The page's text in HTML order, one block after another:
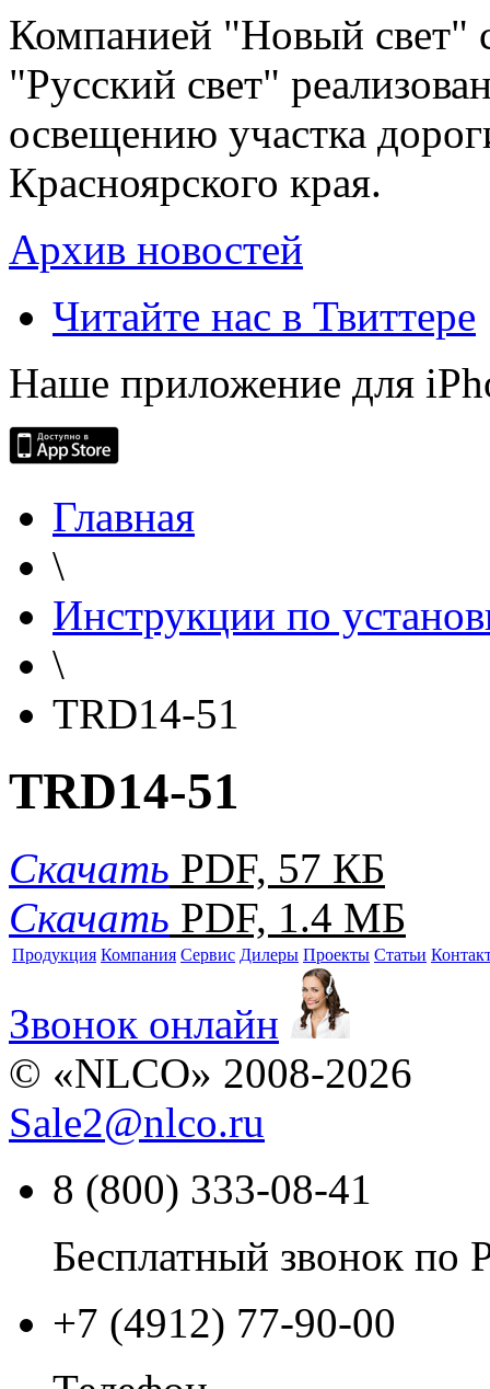
Компанией "Новый свет"
"Русский свет"
освещению участка
Красноярского края.
Архив новостей
Читайте нас в Твиттере
Наше приложение для
Главная
\
Инструкции по
\
TRD14-51
TRD14-51
Скачать PDF, 57 КБ
Скачать PDF, 1.4 МБ
Продукция Компания Сервис Дилеры Проекты Статьи
Звонок онлайн
© «NLCO» 2008-2026
Sale2@nlco.ru
8 (800) 333-08-41
Бесплатный звонок по
+7 (4912) 77-90-00